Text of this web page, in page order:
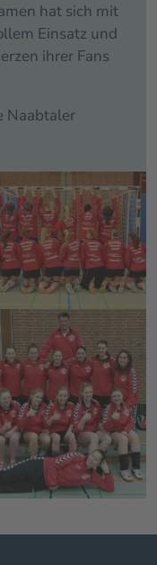
hat sich mit
Einsatz und
ihrer Fans
Naabtaler